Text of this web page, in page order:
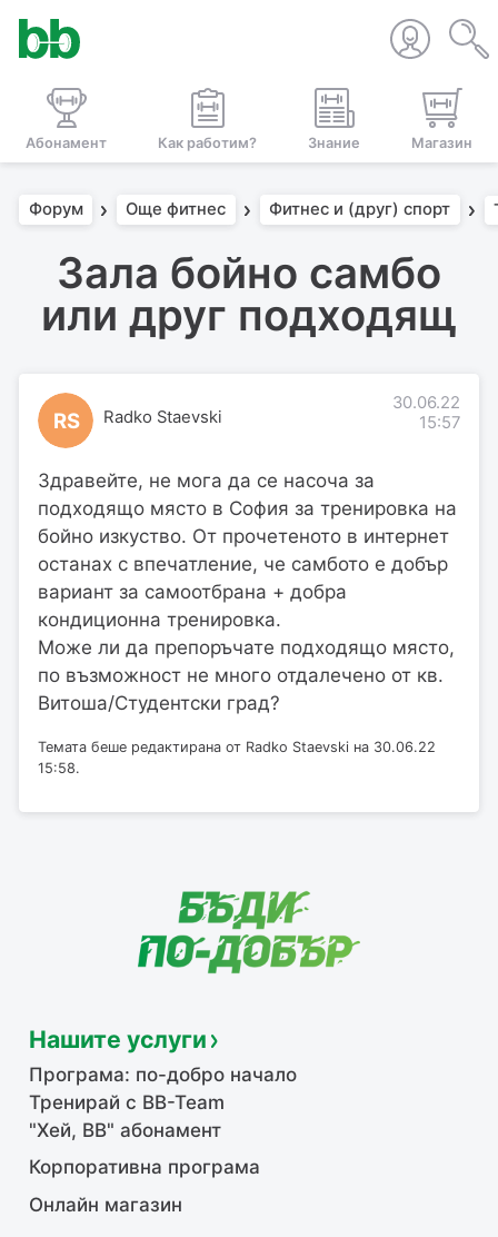
Абонамент Как работим? Знание Магазин
Форум Още фитнес Фитнес и (друг) спорт
Зала бойно самбо
или друг подходящ
RS Radko Staevski
30.06.22
15:57
Здравейте, не мога да се насоча за
подходящо място в София за тренировка на
бойно изкуство. От прочетеното в интернет
останах с впечатление, че самбото е добър
вариант за самоотбрана + добра
кондиционна тренировка.
Може ли да препоръчате подходящо място,
по възможност не много отдалечено от кв.
Витоша/Студентски град?
Темата беше редактирана от Radko Staevski на 30.06.22
15:58.
Нашите услуги
Програма: по-добро начало
Тренирай с BB-Team
"Хей, ВВ" абонамент
Корпоративна програма
Онлайн магазин